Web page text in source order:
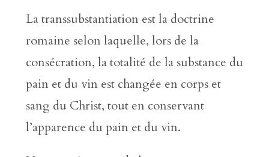
La transsubstantiation est la doctrine
romaine selon laquelle, lors de la
consécration, la totalité de la substance du
pain et du vin est changée en corps et
sang du Christ, tout en conservant
l’apparence du pain et du vin.